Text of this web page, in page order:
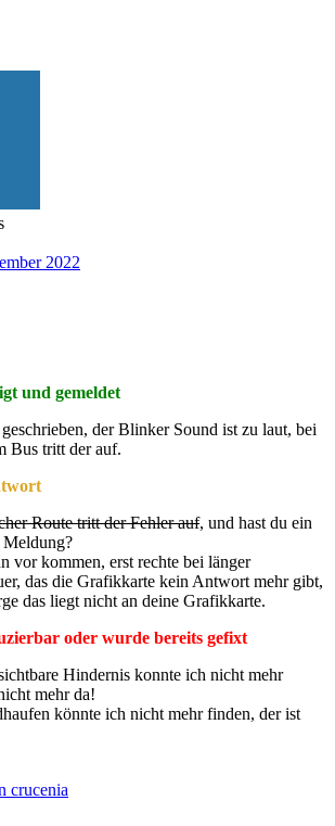
2022
und gemeldet
der Blinker Sound ist zu laut, bei
Bus tritt der auf.
Route tritt der Fehler auf, und hast du ein
vor kommen, erst rechte bei länger
das die Grafikkarte kein Antwort mehr gibt,
das liegt nicht an deine Grafikkarte.
oder wurde bereits gefixt
Hindernis konnte ich nicht mehr
mehr da!
könnte ich nicht mehr finden, der ist
crucenia